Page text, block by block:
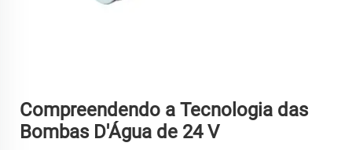
Compreendendo a Tecnologia das
Bombas D'Água de 24 V